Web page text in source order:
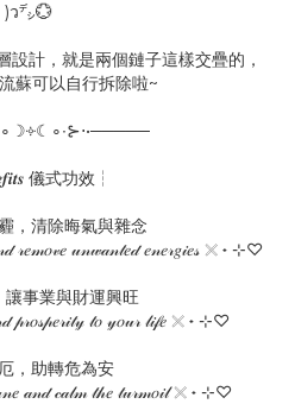
)ว㌥💮
設計，就是兩個鏈子這樣交疊的，
蘇可以自行拆除啦~
儀式功效┆
，清除晦氣與雜念
𝓇𝑒𝓂𝑜𝓋𝑒 𝓊𝓃𝓌𝒶𝓃𝓉𝑒𝒹 𝑒𝓃𝑒𝓇𝑔𝒾𝑒𝓈 𓏴 ˖ ⊹♡
事業與財運興旺
𝓉𝑜 𝓎𝑜𝓊𝓇 𝓁𝒾𝒻𝑒 𓏴 ˖ ⊹♡
，助轉危為安
𝒶𝓃𝒹 𝒸𝒶𝓁𝓂 𝓉𝒽𝑒 𝓉𝓊𝓇𝓂𝑜𝒾𝓁 𓏴 ˖ ⊹♡